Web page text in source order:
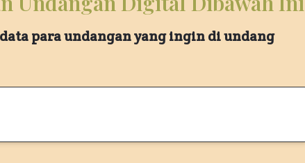
para undangan yang ingin di undang